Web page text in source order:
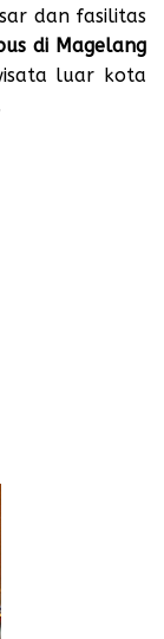
dan fasilitas
di Magelang
luar kota